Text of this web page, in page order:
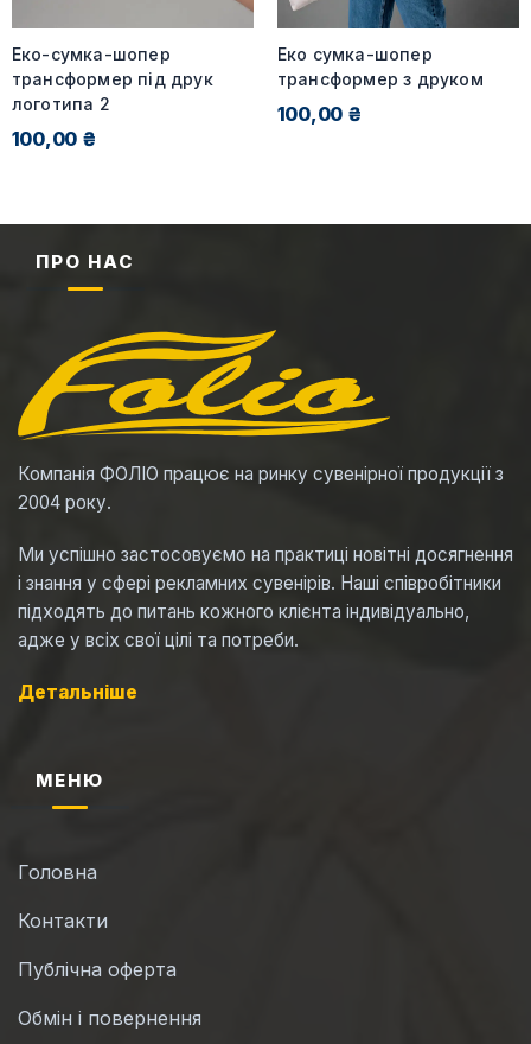
Еко-сумка-шопер
трансформер під друк
логотипа 2
100,00 ₴
Еко сумка-шопер
трансформер з друком
100,00 ₴
ПРО НАС
Компанія ФОЛІО працює на ринку сувенірної продукції з
2004 року.
Ми успішно застосовуємо на практиці новітні досягнення
і знання у сфері рекламних сувенірів. Наші співробітники
підходять до питань кожного клієнта індивідуально,
адже у всіх свої цілі та потреби.
Детальніше
МЕНЮ
Головна
Контакти
Публічна оферта
Обмін і повернення